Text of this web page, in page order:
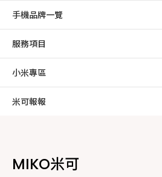
手機品牌一覽
服務項目
小米專區
米可報報
MIKO米可